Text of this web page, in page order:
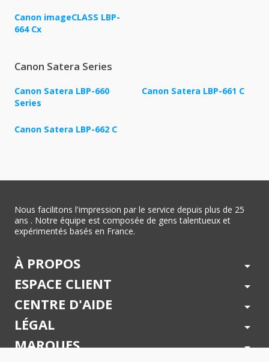
Canon imageCLASS LBP-
664 Cx
Canon Satera Series
Canon Satera LBP-660
Series
Canon Satera LBP-661 C
Canon Satera LBP-662 C
Nous facilitons l'impression par le service depuis plus de 25
ans . Notre équipe est composée de gens talentueux et
expérimentés basés en France.
À PROPOS arrow_drop_down
ESPACE CLIENT arrow_drop_down
CENTRE D'AIDE arrow_drop_down
LÉGAL arrow_drop_down
MARQUES arrow_drop_down